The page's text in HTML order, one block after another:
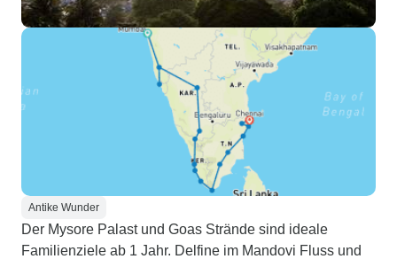
Antike Wunder
Der Mysore Palast und Goas Strände sind ideale
Familienziele ab 1 Jahr. Delfine im Mandovi Fluss und